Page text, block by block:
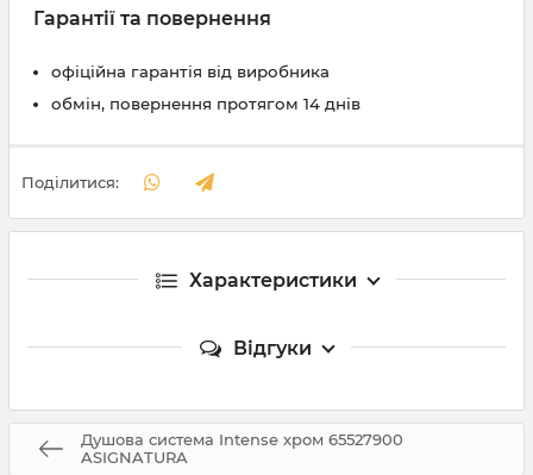
Гарантії та повернення
офіційна гарантія від виробника
обмін, повернення протягом 14 днів
Поділитися:
Характеристики
Відгуки
Душова система Intense хром 65527900
ASIGNATURA